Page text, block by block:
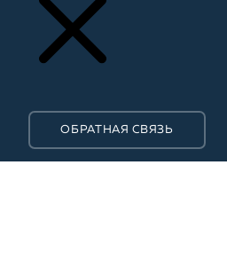
ОБРАТНАЯ СВЯЗЬ